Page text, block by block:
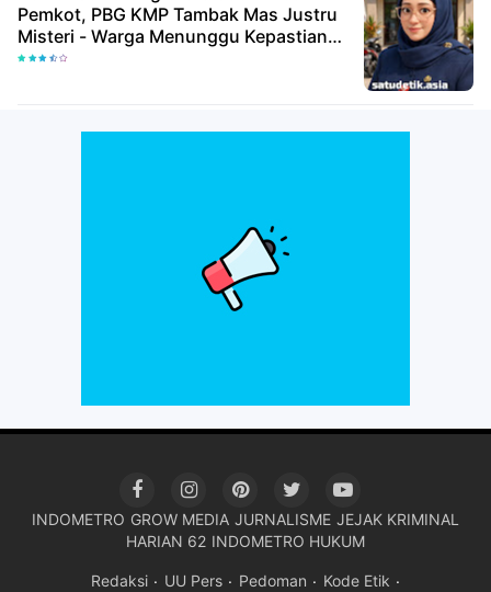
Pemkot, PBG KMP Tambak Mas Justru
Misteri - Warga Menunggu Kepastian
Hukum
INDOMETRO GROW MEDIA JURNALISME JEJAK KRIMINAL
HARIAN 62 INDOMETRO HUKUM
Redaksi UU Pers Pedoman Kode Etik